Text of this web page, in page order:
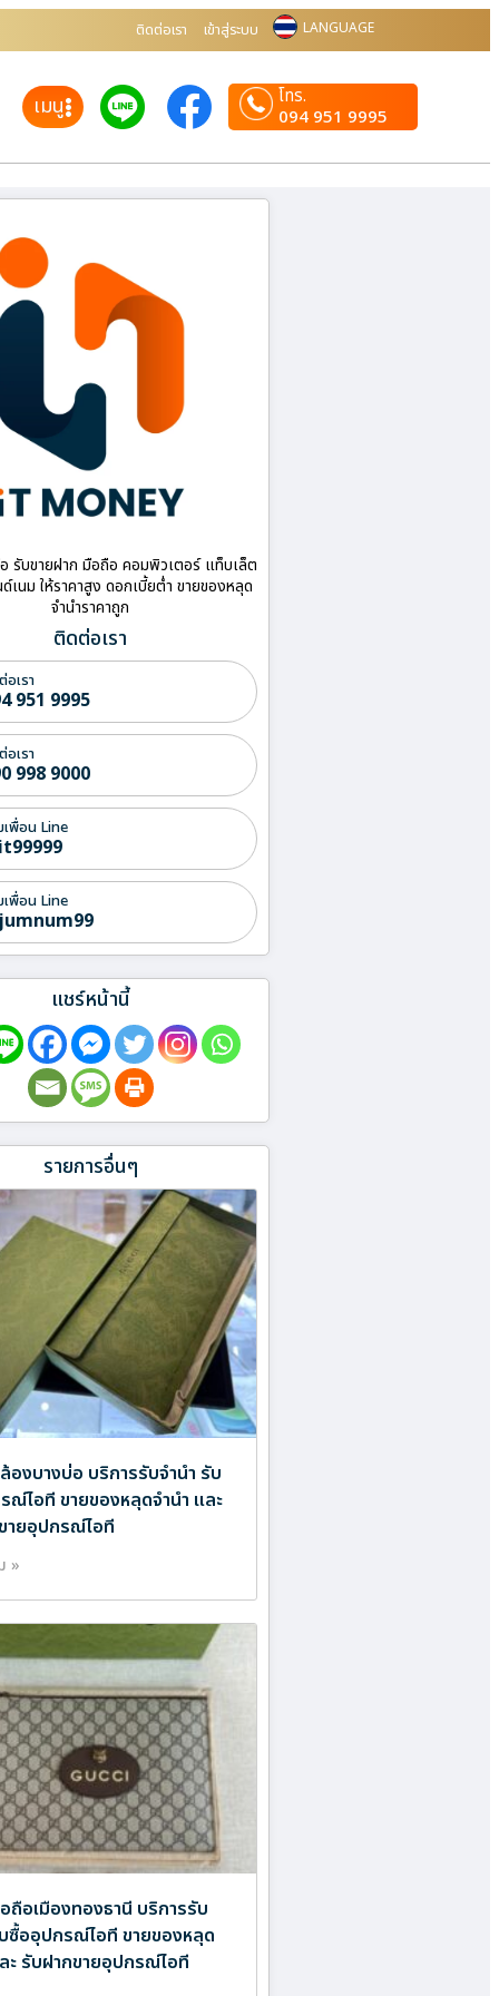
ติดต่อเรา เข้าสู่ระบบ LANGUAGE
เมนู
โทร.
094 951 9995
รับขายฝาก มือถือ คอมพิวเตอร์ แท็บเล็ต
เนม ให้ราคาสูง ดอกเบี้ยต่ำ ขายของหลุด
จำนำราคาถูก
ติดต่อเรา
อเรา
951 9995
อเรา
998 9000
เพื่อน Line
เพื่อน Line
แชร์หน้านี้
รายการอื่นๆ
องบางบ่อ บริการรับจำนำ รับ
ณ์ไอที ขายของหลุดจำนำ และ
ายอุปกรณ์ไอที
»
ถือเมืองทองธานี บริการรับ
ซื้ออุปกรณ์ไอที ขายของหลุด
ะ รับฝากขายอุปกรณ์ไอที